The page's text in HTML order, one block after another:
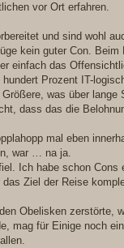
vor Ort erfahren.
und sind wohl
kein guter Con.
einfach das
Prozent IT-
was über
dass das die
mal eben
war … na ja.
Ich habe schon
Ziel der Reise
Obelisken
mag für Einige noch